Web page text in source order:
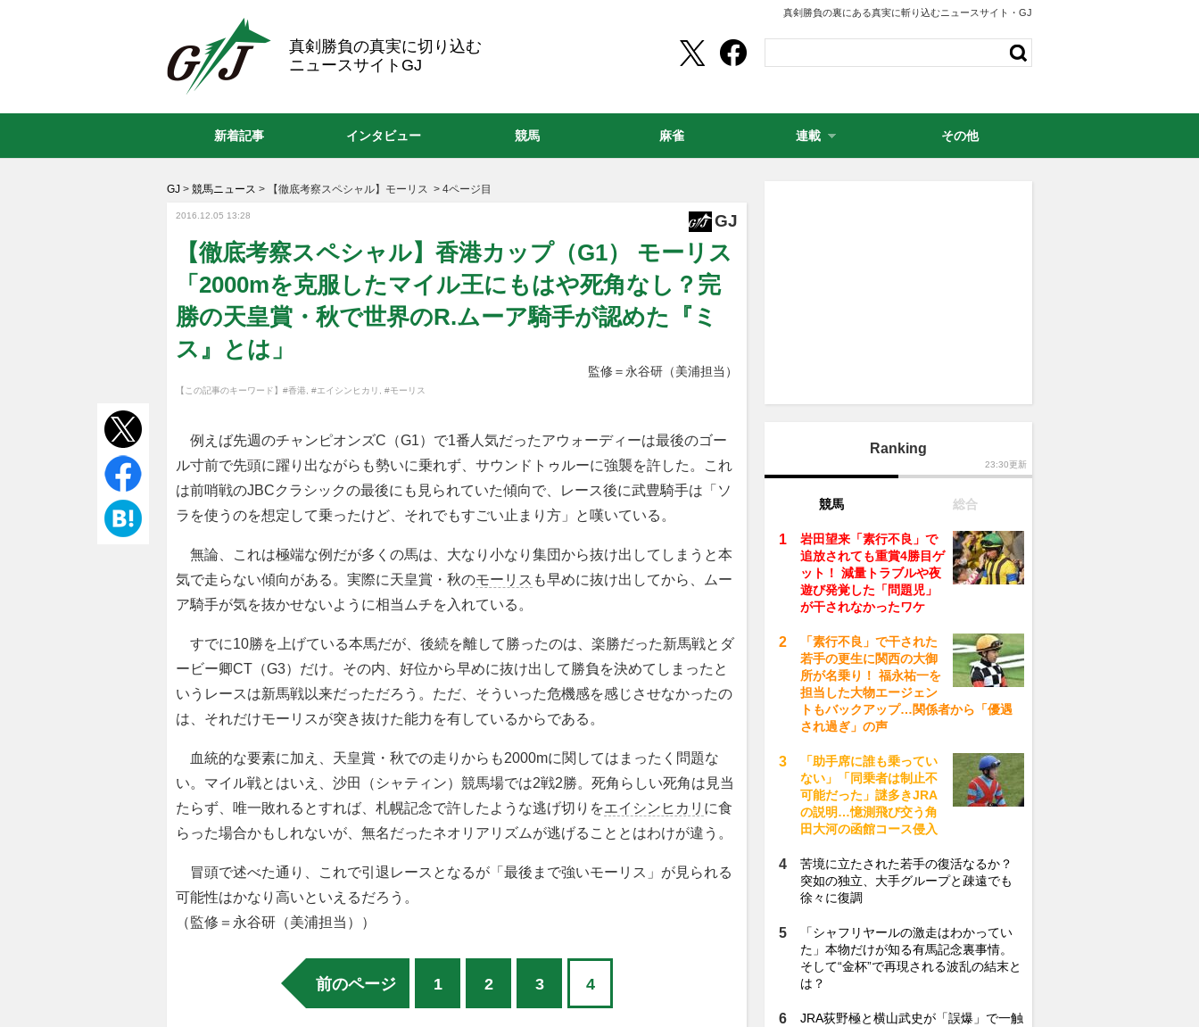
真剣勝負の裏にある真実に斬り込むニュースサイト・GJ
真剣勝負の真実に切り込む
ニュースサイトGJ
GJ > 競馬ニュース > 【徹底考察スペシャル】モーリス > 4ページ目
2016.12.05 13:28 GJ
【徹底考察スペシャル】香港カップ（G1） モーリス
「2000mを克服したマイル王にもはや死角なし？完
勝の天皇賞・秋で世界のR.ムーア騎手が認めた『ミ
ス』とは」
監修＝永谷研（美浦担当）
【この記事のキーワード】 #香港 #エイシンヒカリ #モーリス
例えば先週のチャンピオンズC（G1）で1番人気だったアウォーディーは最後のゴー
ル寸前で先頭に躍り出ながらも勢いに乗れず、サウンドトゥルーに強襲を許した。これ
は前哨戦のJBCクラシックの最後にも見られていた傾向で、レース後に武豊騎手は「ソ
ラを使うのを想定して乗ったけど、それでもすごい止まり方」と嘆いている。
無論、これは極端な例だが多くの馬は、大なり小なり集団から抜け出してしまうと本
気で走らない傾向がある。実際に天皇賞・秋のモーリス も早めに抜け出してから、ムー
ア騎手が気を抜かせないように相当ムチを入れている。
すでに10勝を上げている本馬だが、後続を離して勝ったのは、楽勝だった新馬戦とダ
ービー卿CT（G3）だけ。その内、好位から早めに抜け出して勝負を決めてしまったと
いうレースは新馬戦以来だっただろう。ただ、そういった危機感を感じさせなかったの
は、それだけモーリスが突き抜けた能力を有しているからである。
血統的な要素に加え、天皇賞・秋での走りからも2000mに関してはまったく問題な
い。マイル戦とはいえ、沙田（シャティン）競馬場では2戦2勝。死角らしい死角は見当
たらず、唯一敗れるとすれば、札幌記念で許したような逃げ切りをエイシンヒカリ に食
らった場合かもしれないが、無名だったネオリアリズムが逃げることとはわけが違う。
冒頭で述べた通り、これで引退レースとなるが「最後まで強いモーリス」が見られる
可能性はかなり高いといえるだろう。
（監修＝永谷研（美浦担当））
前のページ 1 2 3 4
Ranking
23:30更新
競馬 総合
岩田望来「素行不良」で
追放されても重賞4勝目ゲ
ット！ 減量トラブルや夜
遊び発覚した「問題児」
が干されなかったワケ
「素行不良」で干された
若手の更生に関西の大御
所が名乗り！ 福永祐一を
担当した大物エージェン
トもバックアップ…関係者から「優遇
され過ぎ」の声
「助手席に誰も乗ってい
ない」「同乗者は制止不
可能だった」謎多きJRA
の説明…憶測飛び交う角
田大河の函館コース侵入
苦境に立たされた若手の復活なるか？
突如の独立、大手グループと疎遠でも
徐々に復調
「シャフリヤールの激走はわかってい
た」本物だけが知る有馬記念裏事情。
そして“金杯”で再現される波乱の結末と
は？
JRA荻野極と横山武史が「誤爆」で一触
新着記事 インタビュー 競馬 麻雀 連載 その他